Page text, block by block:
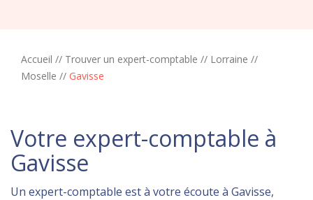
Accueil // Trouver un expert-comptable // Lorraine //
Moselle // Gavisse
Votre expert-comptable à
Gavisse
Un expert-comptable est à votre écoute à Gavisse,